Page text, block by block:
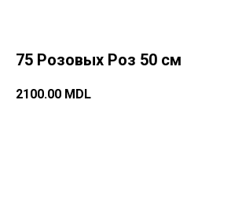
75 Розовых Роз 50 см
2100.00 MDL